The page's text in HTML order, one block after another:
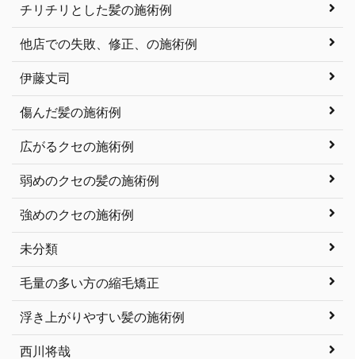
チリチリとした髪の施術例
他店での失敗、修正、の施術例
伊藤丈司
傷んだ髪の施術例
広がるクセの施術例
弱めのクセの髪の施術例
強めのクセの施術例
未分類
毛量の多い方の縮毛矯正
浮き上がりやすい髪の施術例
西川将哉